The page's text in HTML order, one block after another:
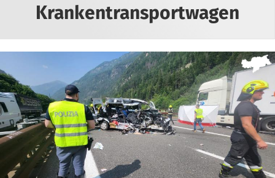
Krankentransportwagen